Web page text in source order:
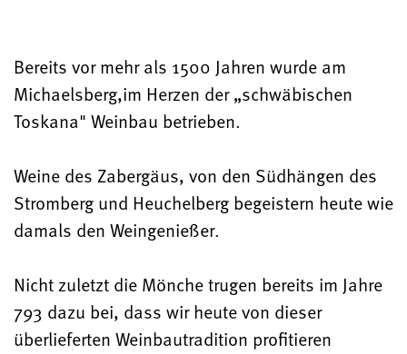
Bereits vor mehr als 1500 Jahren wurde am
Michaelsberg,im Herzen der „schwäbischen
Toskana" Weinbau betrieben.
Weine des Zabergäus, von den Südhängen des
Stromberg und Heuchelberg begeistern heute wie
damals den Weingenießer.
Nicht zuletzt die Mönche trugen bereits im Jahre
793 dazu bei, dass wir heute von dieser
überlieferten Weinbautradition profitieren